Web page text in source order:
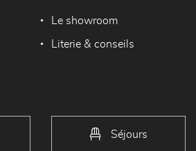
Le showroom
Literie & conseils
Séjours